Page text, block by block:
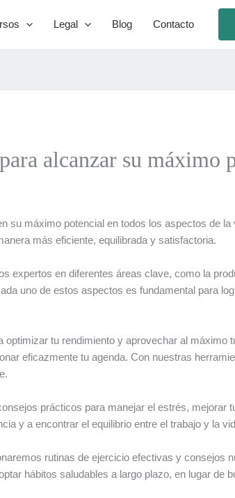
Legal Blog Contacto
alcanzar su máximo
su máximo potencial en todos los aspectos de la
más eficiente, equilibrada y satisfactoria.
expertos en diferentes áreas clave, como la
uno de estos aspectos es fundamental para
tu rendimiento y aprovechar al máximo
eficazmente tu agenda. Con nuestras
prácticos para manejar el estrés, mejorar
y a encontrar el equilibrio entre el trabajo y la
rutinas de ejercicio efectivas y consejos
hábitos saludables a largo plazo, en lugar de